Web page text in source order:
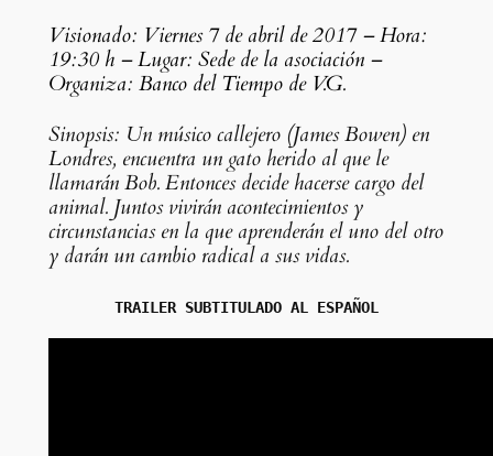
Visionado: Viernes 7 de abril de 2017 – Hora:
19:30 h – Lugar: Sede de la asociación –
Organiza: Banco del Tiempo de V.G.
Sinopsis: Un músico callejero (James Bowen) en
Londres, encuentra un gato herido al que le
llamarán Bob. Entonces decide hacerse cargo del
animal. Juntos vivirán acontecimientos y
circunstancias en la que aprenderán el uno del otro
y darán un cambio radical a sus vidas.
TRAILER SUBTITULADO AL ESPAÑOL